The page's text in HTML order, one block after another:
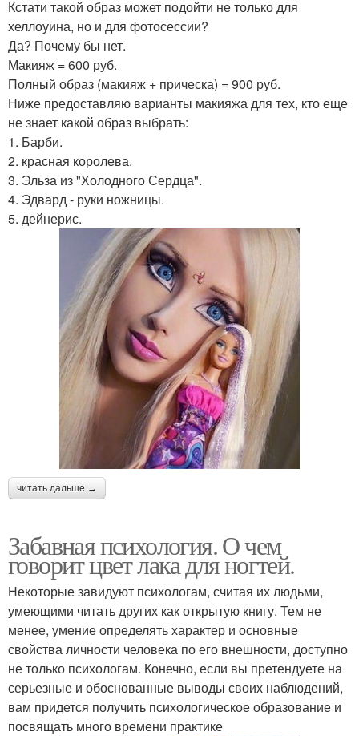
Кстати такой образ может подойти не только для
хеллоуина, но и для фотосессии?
Да? Почему бы нет.
Макияж = 600 руб.
Полный образ (макияж + прическа) = 900 руб.
Ниже предоставляю варианты макияжа для тех, кто еще
не знает какой образ выбрать:
1. Барби.
2. красная королева.
3. Эльза из "Холодного Сердца".
4. Эдвард - руки ножницы.
5. дейнерис.
читать дальше →
Забавная психология. О чем
говорит цвет лака для ногтей.
Некоторые завидуют психологам, считая их людьми,
умеющими читать других как открытую книгу. Тем не
менее, умение определять характер и основные
свойства личности человека по его внешности, доступно
не только психологам. Конечно, если вы претендуете на
серьезные и обоснованные выводы своих наблюдений,
вам придется получить психологическое образование и
посвящать много времени практике